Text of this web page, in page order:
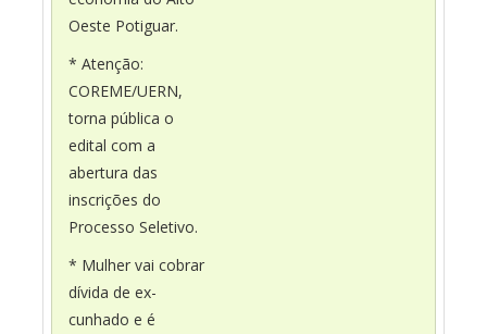
Oeste Potiguar.
* Atenção:
COREME/UERN,
torna pública o
edital com a
abertura das
inscrições do
Processo Seletivo.
* Mulher vai cobrar
dívida de ex-
cunhado e é